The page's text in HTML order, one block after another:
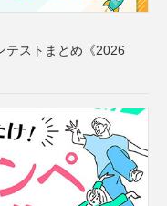
テストまとめ《2026